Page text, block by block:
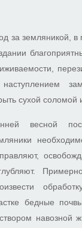
за земляникой, в
сухой
весной
бедные
навозной